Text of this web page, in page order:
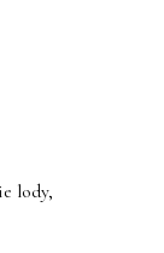
lody,